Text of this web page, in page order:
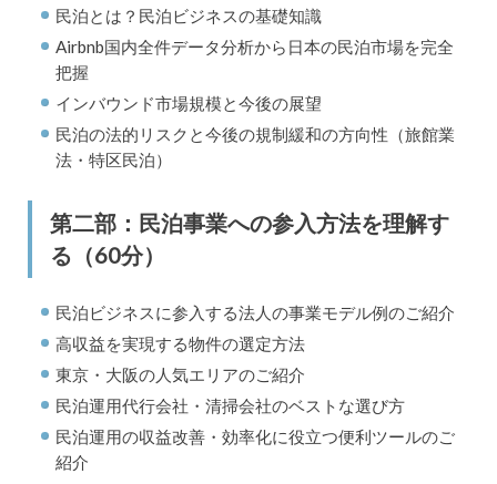
民泊とは？民泊ビジネスの基礎知識
Airbnb国内全件データ分析から日本の民泊市場を完全
把握
インバウンド市場規模と今後の展望
民泊の法的リスクと今後の規制緩和の方向性（旅館業
法・特区民泊）
第二部：民泊事業への参入方法を理解す
る（60分）
民泊ビジネスに参入する法人の事業モデル例のご紹介
高収益を実現する物件の選定方法
東京・大阪の人気エリアのご紹介
民泊運用代行会社・清掃会社のベストな選び方
民泊運用の収益改善・効率化に役立つ便利ツールのご
紹介